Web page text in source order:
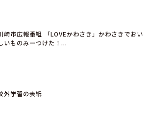
崎市広報番組 「LOVEかわさき」かわさきでおい
いものみーつけた！...
外学習の表紙